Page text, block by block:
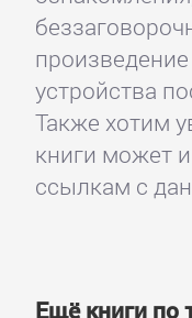
устройства
Также хотим
книги может
ссылкам с
Ещё книги по